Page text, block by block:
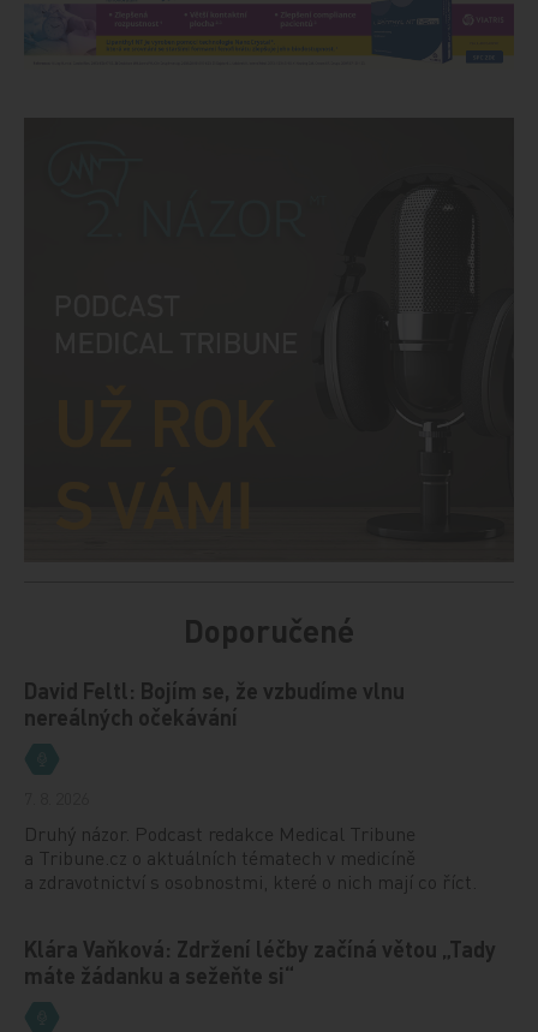
Doporučené
David Feltl: Bojím se, že vzbudíme vlnu
nereálných očekávání
Druhý názor. Podcast redakce Medical Tribune
a Tribune.cz o aktuálních tématech v medicíně
a zdravotnictví s osobnostmi, které o nich mají co říct.
Klára Vaňková: Zdržení léčby začíná větou „Tady
máte žádanku a sežeňte si“